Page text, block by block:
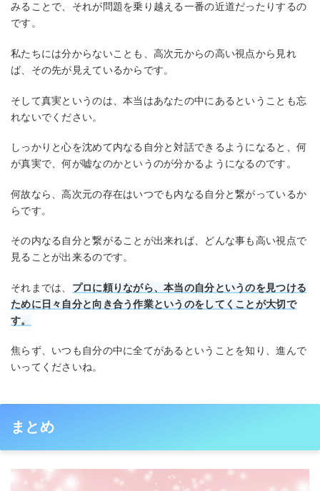
みることで、それが問題を乗り越える一番の近道だったりするの
です。
私たちには分からないことも、高次元からの高い視点から見れ
ば、その先が見えているからです。
そして真実というのは、本当はあなたの中にあるということも忘
れないでください。
しっかりと心を沈めて内なる自分と対話できるようになると、何
が真実で、何が嘘なのかというのが分かるようになるのです。
何故なら、高次元の存在はいつでも内なる自分と繋がっているか
らです。
その内なる自分と繋がることが出来れば、どんな事も高い視点で
見ることが出来るのです。
それまでは、 プロに頼りながら、本当の自分というのを見つける
ために日々自分と向き合う作業というのをしてくことが大切で
す。
焦らず、いつも自分の中に全てがあるということを知り、進んで
いってくださいね。
まとめ